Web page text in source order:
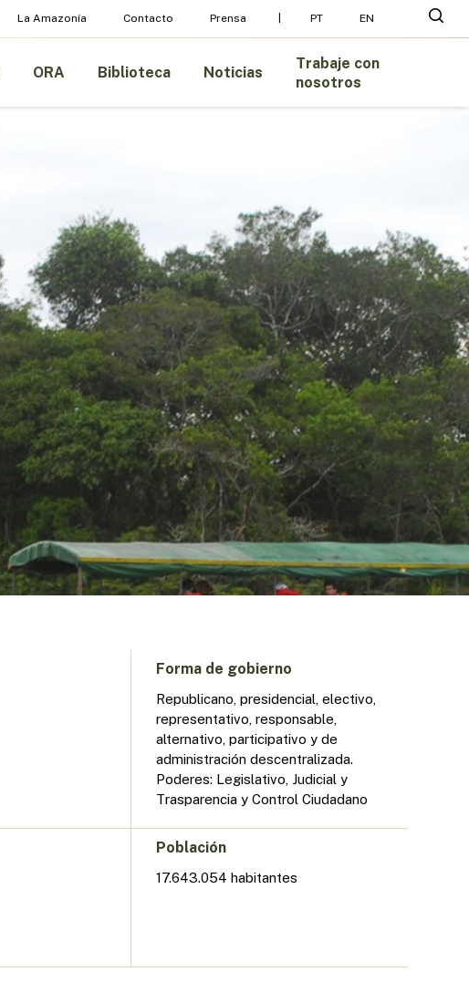
La Amazonía Contacto Prensa PT EN
ORA Biblioteca Noticias
Trabaje con
nosotros
Forma de gobierno
Republicano, presidencial, electivo,
representativo, responsable,
alternativo, participativo y de
administración descentralizada.
Poderes: Legislativo, Judicial y
Trasparencia y Control Ciudadano
Población
17.643.054 habitantes
Menu